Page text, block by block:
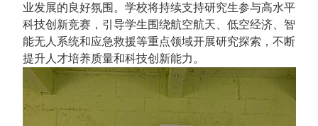
业发展的良好氛围。学校将持续支持研究生参与高水平
科技创新竞赛，引导学生围绕航空航天、低空经济、智
能无人系统和应急救援等重点领域开展研究探索，不断
提升人才培养质量和科技创新能力。